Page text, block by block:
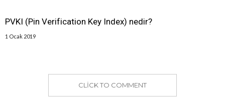
PVKI (Pin Verification Key Index) nedir?
1 Ocak 2019
CLICK TO COMMENT